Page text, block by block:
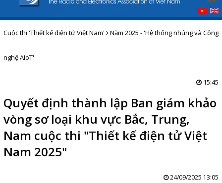
Cuộc thi 'Thiết kế điện tử Việt Nam' Năm 2025 - 'Hệ thống nhúng và Công
nghệ AIoT'
15:45
Quyết định thành lập Ban giám khảo
vòng sơ loại khu vực Bắc, Trung,
Nam cuộc thi "Thiết kế điện tử Việt
Nam 2025"
24/09/2025 13:05